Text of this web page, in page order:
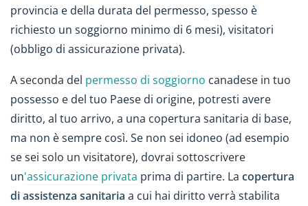
provincia e della durata del permesso, spesso è
richiesto un soggiorno minimo di 6 mesi), visitatori
(obbligo di assicurazione privata).
A seconda del permesso di soggiorno canadese in tuo
possesso e del tuo Paese di origine, potresti avere
diritto, al tuo arrivo, a una copertura sanitaria di base,
ma non è sempre così. Se non sei idoneo (ad esempio
se sei solo un visitatore), dovrai sottoscrivere
un'assicurazione privata prima di partire. La copertura
di assistenza sanitaria a cui hai diritto verrà stabilita